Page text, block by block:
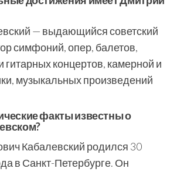
— выдающийся советский
симфоний, опер, балетов,
концертов, камерной и
музыкальных произведений
факты известны о
Кабалевский родился 30
в Санкт-Петербурге. Он